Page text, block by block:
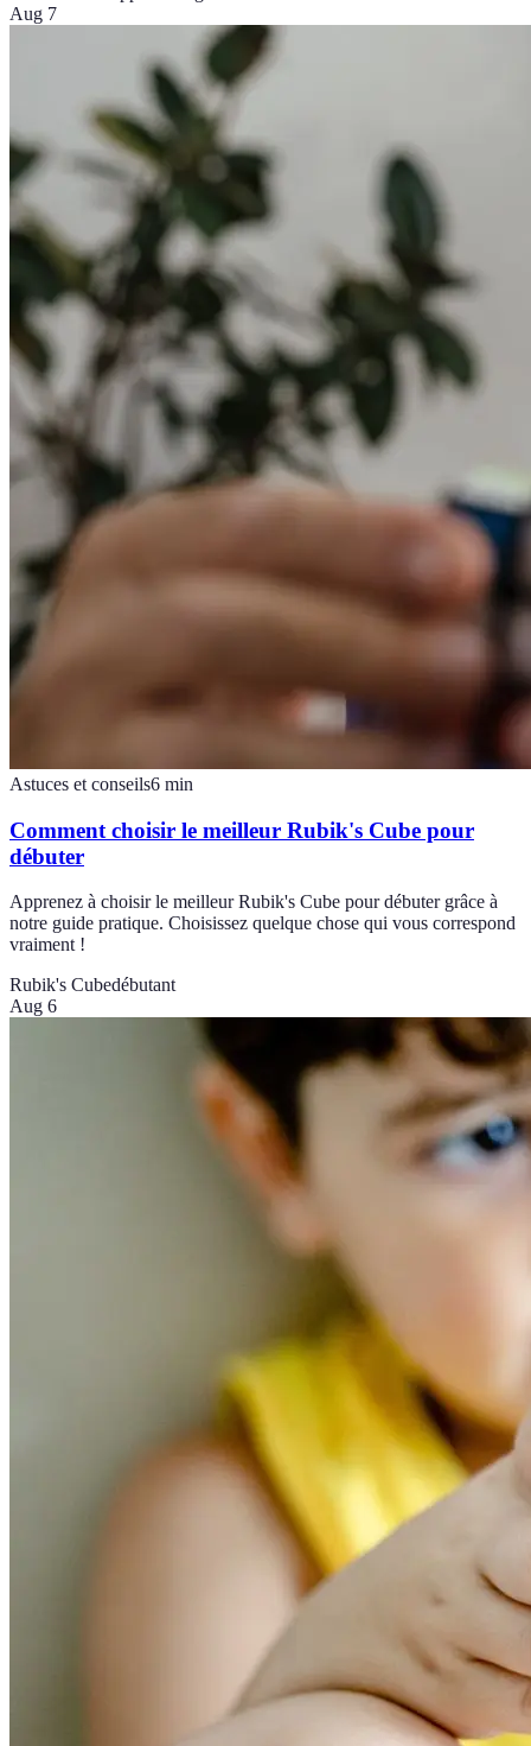
Aug 7
Astuces et conseils6 min
Comment choisir le meilleur Rubik's Cube pour
débuter
Apprenez à choisir le meilleur Rubik's Cube pour débuter grâce à
notre guide pratique. Choisissez quelque chose qui vous correspond
vraiment !
Rubik's Cubedébutant
Aug 6